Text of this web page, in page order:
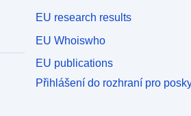
EU research results
EU Whoiswho
EU publications
Přihlášení do rozhraní pro